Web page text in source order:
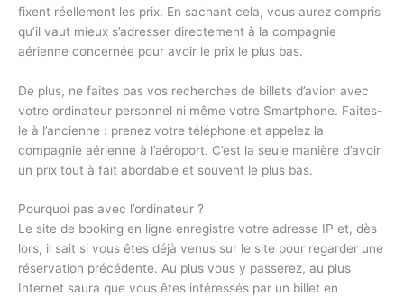
fixent réellement les prix. En sachant cela, vous aurez compris
qu’il vaut mieux s’adresser directement à la compagnie
aérienne concernée pour avoir le prix le plus bas.
De plus, ne faites pas vos recherches de billets d’avion avec
votre ordinateur personnel ni même votre Smartphone. Faites-
le à l’ancienne : prenez votre téléphone et appelez la
compagnie aérienne à l’aéroport. C’est la seule manière d’avoir
un prix tout à fait abordable et souvent le plus bas.
Pourquoi pas avec l’ordinateur ?
Le site de booking en ligne enregistre votre adresse IP et, dès
lors, il sait si vous êtes déjà venus sur le site pour regarder une
réservation précédente. Au plus vous y passerez, au plus
Internet saura que vous êtes intéressés par un billet en